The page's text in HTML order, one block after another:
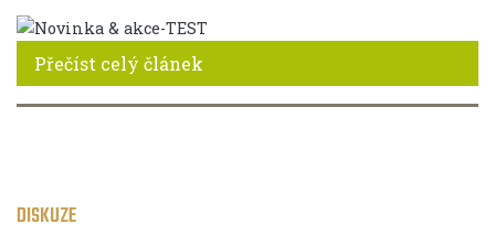
Přečíst celý článek
DISKUZE